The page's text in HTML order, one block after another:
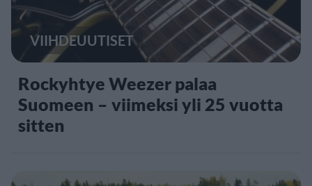
VIIHDEUUTISET
Rockyhtye Weezer palaa
Suomeen – viimeksi yli 25 vuotta
sitten